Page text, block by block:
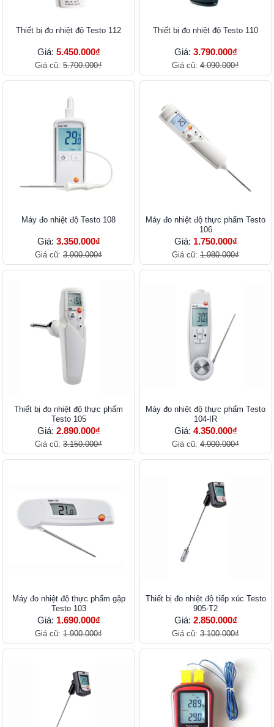
Thiết bị đo nhiệt độ Testo 112
Giá: 5.450.000₫
Giá cũ: 5.700.000₫
Thiết bị đo nhiệt độ Testo 110
Giá: 3.790.000₫
Giá cũ: 4.090.000₫
Máy đo nhiệt độ Testo 108
Giá: 3.350.000₫
Giá cũ: 3.900.000₫
Máy đo nhiệt độ thực phẩm Testo
106
Giá: 1.750.000₫
Giá cũ: 1.980.000₫
Thiết bị đo nhiệt độ thực phẩm
Testo 105
Giá: 2.890.000₫
Giá cũ: 3.150.000₫
Máy đo nhiệt độ thực phẩm Testo
104-IR
Giá: 4.350.000₫
Giá cũ: 4.900.000₫
Máy đo nhiệt độ thực phẩm gập
Testo 103
Giá: 1.690.000₫
Giá cũ: 1.900.000₫
Thiết bị đo nhiệt độ tiếp xúc Testo
905-T2
Giá: 2.850.000₫
Giá cũ: 3.100.000₫